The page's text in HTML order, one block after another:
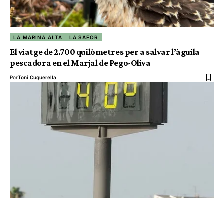
LA MARINA ALTA LA SAFOR
El viatge de 2.700 quilòmetres per a salvar l’àguila
pescadora en el Marjal de Pego-Oliva
PorToni Cuquerella